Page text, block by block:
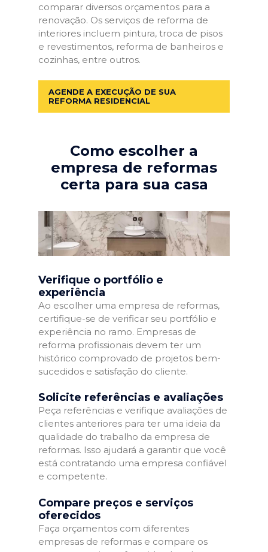
comparar diversos orçamentos para a
renovação. Os serviços de reforma de
interiores incluem pintura, troca de pisos
e revestimentos, reforma de banheiros e
cozinhas, entre outros.
AGENDE A EXECUÇÃO DE SUA
REFORMA RESIDENCIAL
Como escolher a
empresa de reformas
certa para sua casa
Verifique o portfólio e
experiência
Ao escolher uma empresa de reformas,
certifique-se de verificar seu portfólio e
experiência no ramo. Empresas de
reforma profissionais devem ter um
histórico comprovado de projetos bem-
sucedidos e satisfação do cliente.
Solicite referências e avaliações
Peça referências e verifique avaliações de
clientes anteriores para ter uma ideia da
qualidade do trabalho da empresa de
reformas. Isso ajudará a garantir que você
está contratando uma empresa confiável
e competente.
Compare preços e serviços
oferecidos
Faça orçamentos com diferentes
empresas de reformas e compare os